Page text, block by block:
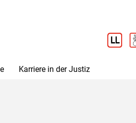
Karriere in der Justiz